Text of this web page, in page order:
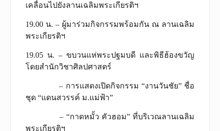
เคลื่อนไปยังลานเฉลิมพระเกียรติฯ
19.00 น. – ผู้มาร่วมกิจกรรมพร้อมกัน ณ ลานเฉลิม
พระเกียรติฯ
19.05 น. – ขบวนแห่พระปฐมบดี และพิธีฮ้องขวัญ
โดยสำนักวิชาศิลปศาสตร์
– การแสดงเปิดกิจกรรม “งานวันชัย” ชื่อ
ชุด “แดนสวรรค์ ม.แม่ฟ้า”
– “กาดหมั้ว คัวฮอม” ที่บริเวณลานเฉลิม
พระเกียรติฯ